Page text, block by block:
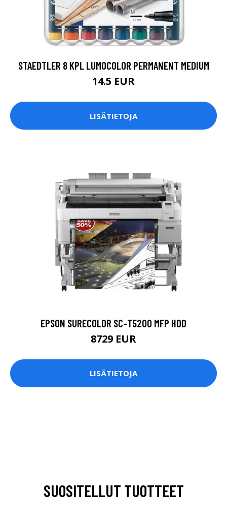
STAEDTLER 8 KPL LUMOCOLOR PERMANENT MEDIUM
14.5 EUR
LISÄTIETOJA
EPSON SURECOLOR SC-T5200 MFP HDD
8729 EUR
LISÄTIETOJA
SUOSITELLUT TUOTTEET